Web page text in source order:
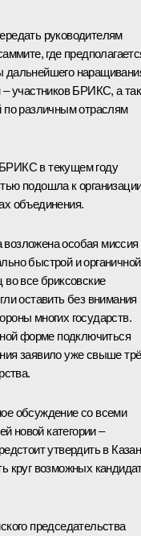
руководителям
где
дальнейшего
– участников БРИКС, а
по различным отраслям
в текущем году
подошла к
объединения.
особая миссия
быстрой и органичной
во все бриксовские
оставить без внимания
многих государств.
форме подключиться
заявило уже свыше
обсуждение со всеми
новой категории –
утвердить в
круг возможных
председательства